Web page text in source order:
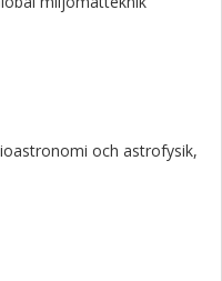
och astrofysik,